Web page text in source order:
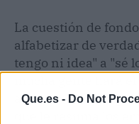
Que.es - Do Not
La cuestión de
alfabetizar de
tengo ni idea" a "sé
activará la